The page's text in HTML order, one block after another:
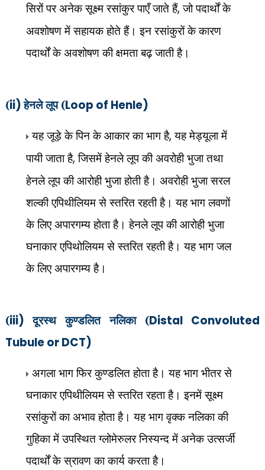
सिरों पर अनेक सूक्ष्म रसांकुर पाएँ जाते हैं,जो पदार्थों के
अवशोषण में सहायक होते हैं। इन रसांकुरों के कारण
पदार्थों के अवशोषण की क्षमता बढ़ जाती है।
(ii)हेनले लूप (Loop of Henle)
यह जूड़े के पिन के आकार का भाग है,यह मेड्यूला में
पायी जाता है,जिसमें हेनले लूप की अवरोही भुजा तथा
हेनले लूप की आरोही भुजा होती है। अवरोही भुजा सरल
शल्की एपिथीलियम से स्तरित रहती है। यह भाग लवणों
के लिए अपारगम्य होता है। हेनले लूप की आरोही भुजा
घनाकार एपिथोलियम से स्तरित रहती है। यह भाग जल
के लिए अपारगम्य है।
(iii)दूरस्थ कुण्डलित नलिका (Distal Convoluted
Tubule or DCT)
अगला भाग फिर कुण्डलित होता है। यह भाग भीतर से
घनाकार एपिथीलियम से स्तरित रहता है। इनमें सूक्ष्म
रसांकुरों का अभाव होता है। यह भाग वृक्क नलिका की
गुहिका में उपस्थित ग्लोमेरुलर निस्यन्द में अनेक उत्सर्जी
पदार्थों के स्रावण का कार्य करता है।